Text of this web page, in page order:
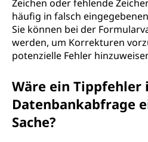
Zeichen oder fehlende
häufig in falsch
Sie können bei der
werden, um Korrekturen
potenzielle Fehler
Wäre ein Tippfehler
Datenbankabfrage
Sache?